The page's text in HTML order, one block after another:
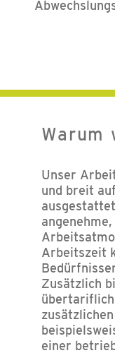
Warum
Unser
und breit
Arbeitszeit
Zusätzlich
einer